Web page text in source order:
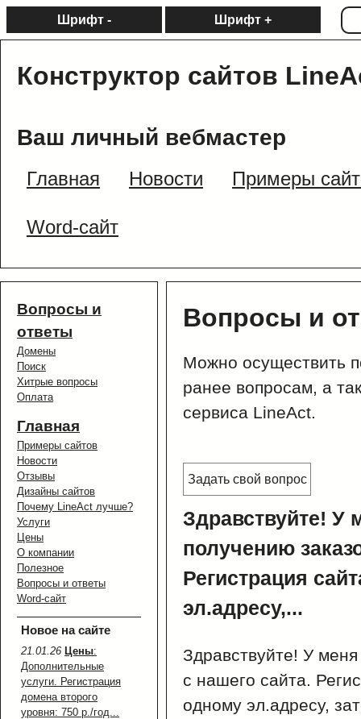
Шрифт - Шрифт +
Конструктор сайтов
Ваш личный вебмастер
Главная Новости Примеры
Word-сайт
Вопросы и
ответы
Домены
Поиск
Хитрые вопросы
Оплата
Главная
Примеры сайтов
Новости
Отзывы
Дизайны сайтов
Почему LineAct лучше?
Услуги
Цены
О компании
Полезное
Вопросы и ответы
Word-сайт
Новое на сайте
21.01.26 Цены:
Дополнительные
услуги. Регистрация
домена второго
уровня: 750 р./год...
Вопросы и
Можно осуществить
ранее вопросам, а
сервиса LineAct.
Задать свой вопрос
Здравствуйте! У
получению
Регистрация
эл.адресу,...
Здравствуйте! У
с нашего сайта.
одному эл.адресу,